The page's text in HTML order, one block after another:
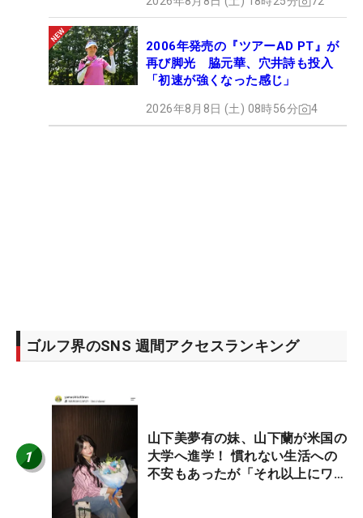
2006年発売の『ツアーAD PT』が
再び脚光 脇元華、穴井詩も投入
「初速が強くなった感じ」
2026年8月8日 (土) 08時56分 4
ゴルフ界のSNS 週間アクセスランキング
1
山下美夢有の妹、山下蘭が米国の
大学へ進学！ 慣れない生活への
不安もあったが「それ以上にワク